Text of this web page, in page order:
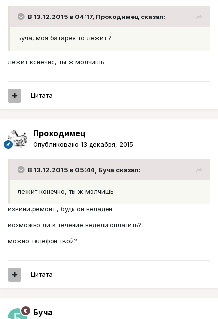
В 13.12.2015 в 04:17, Проходимец сказал:
Буча, моя батарея то лежит ?
лежит конечно, ты ж молчишь
Цитата
Проходимец
Опубликовано 13 декабря, 2015
В 13.12.2015 в 05:44, Буча сказал:
лежит конечно, ты ж молчишь
извини,ремонт , будь он неладен
возможно ли в течение недели оплатить?
можно телефон твой?
Цитата
Буча